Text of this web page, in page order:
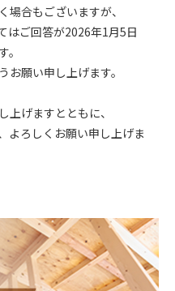
場合もございますが、
はご回答が2026年1月5日
お願い申し上げます。
上げますとともに、
よろしくお願い申し上げま